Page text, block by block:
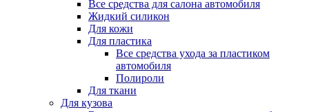
Все средства для салона автомобиля
Жидкий силикон
Для кожи
Для пластика
Все средства ухода за пластиком
автомобиля
Полироли
Для ткани
Для кузова